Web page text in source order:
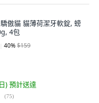
傲貓 貓薄荷潔牙軟錠, 螃
4包
40%$159
) 預計送達
(75)